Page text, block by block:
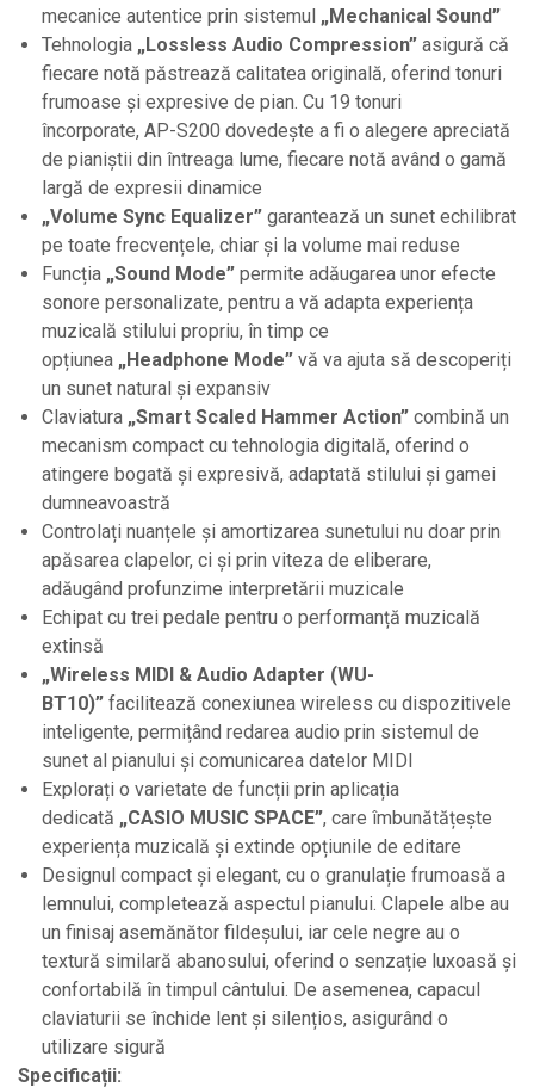
Ecrane LED
Efecte de lumini
Lasere
Masini de fum si ceata
Mixere DMX
Moving Head-uri
Par Led si Pinspot
Proiectoare
Scene şi Ring-uri de Dans
Stative si schela lumini
Instrumente Muzicale
Chitare si bass
Instrumente cu arcus
Instrumente de percutie
Instrumente de suflat
Instrumente si jucarii pentru copii
Instrumente traditionale
Tobe
Accesorii DJ
Accesorii Pick-up si Vinyl
CD Playere DJ
Console DJ
Controllere MIDI - USB DAW
Genti pentru DJ
Mixere DJ
Platane DJ
mecanice autentice prin sistemul „Mechanical Sound”
Tehnologia „Lossless Audio Compression” asigură că
fiecare notă păstrează calitatea originală, oferind tonuri
frumoase și expresive de pian. Cu 19 tonuri
încorporate, AP-S200 dovedește a fi o alegere apreciată
de pianiștii din întreaga lume, fiecare notă având o gamă
largă de expresii dinamice
„Volume Sync Equalizer” garantează un sunet echilibrat
pe toate frecvențele, chiar și la volume mai reduse
Funcția „Sound Mode” permite adăugarea unor efecte
sonore personalizate, pentru a vă adapta experiența
muzicală stilului propriu, în timp ce
opțiunea „Headphone Mode” vă va ajuta să descoperiți
un sunet natural și expansiv
Claviatura „Smart Scaled Hammer Action” combină un
mecanism compact cu tehnologia digitală, oferind o
atingere bogată și expresivă, adaptată stilului și gamei
dumneavoastră
Controlați nuanțele și amortizarea sunetului nu doar prin
apăsarea clapelor, ci și prin viteza de eliberare,
adăugând profunzime interpretării muzicale
Echipat cu trei pedale pentru o performanță muzicală
extinsă
„Wireless MIDI & Audio Adapter (WU-
BT10)” facilitează conexiunea wireless cu dispozitivele
inteligente, permițând redarea audio prin sistemul de
sunet al pianului și comunicarea datelor MIDI
Explorați o varietate de funcții prin aplicația
dedicată „CASIO MUSIC SPACE”, care îmbunătățește
experiența muzicală și extinde opțiunile de editare
Designul compact și elegant, cu o granulație frumoasă a
lemnului, completează aspectul pianului. Clapele albe au
un finisaj asemănător fildeșului, iar cele negre au o
textură similară abanosului, oferind o senzație luxoasă și
confortabilă în timpul cântului. De asemenea, capacul
claviaturii se închide lent și silențios, asigurând o
utilizare sigură
Specificații: